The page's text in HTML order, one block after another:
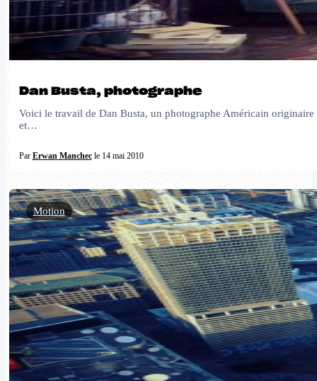
Dan Busta, photographe
Voici le travail de Dan Busta, un photographe Américain
et…
Par Erwan Manchecle 14 mai 2010
Motion